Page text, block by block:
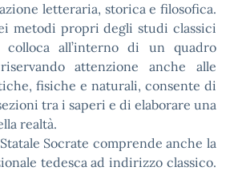
letteraria, storica e filosofica.
metodi propri degli studi classici
all’interno di un quadro
attenzione anche alle
fisiche e naturali, consente di
tra i saperi e di elaborare una
realtà.
Socrate comprende anche la
tedesca ad indirizzo classico.